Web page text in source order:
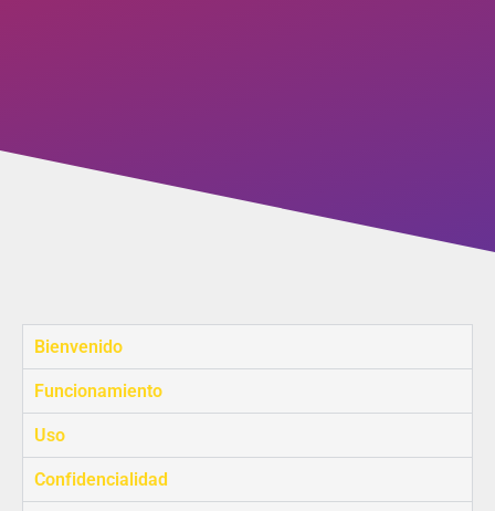
Bienvenido
Funcionamiento
Uso
Confidencialidad